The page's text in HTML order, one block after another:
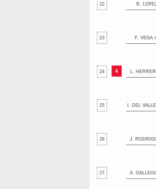
22 R.
23 F. VEGA
24 4 L.
25 I. DEL
26 J.
27 A.